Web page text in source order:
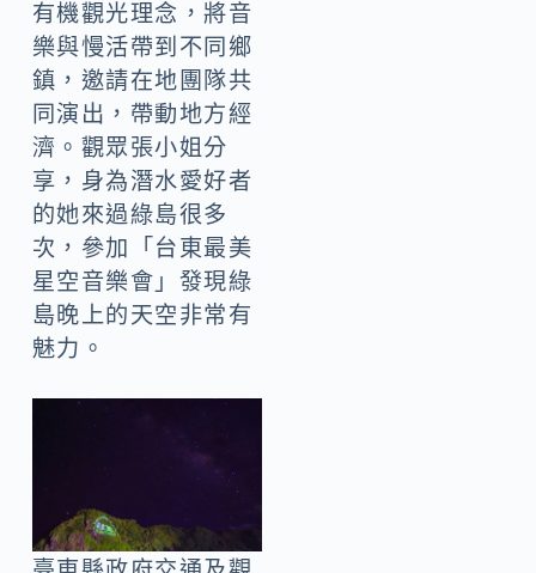
有機觀光理念，將音
樂與慢活帶到不同鄉
鎮，邀請在地團隊共
同演出，帶動地方經
濟。觀眾張小姐分
享，身為潛水愛好者
的她來過綠島很多
次，參加「台東最美
星空音樂會」發現綠
島晚上的天空非常有
魅力。